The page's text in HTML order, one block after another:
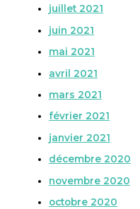
juillet 2021
juin 2021
mai 2021
avril 2021
mars 2021
février 2021
janvier 2021
décembre 2020
novembre 2020
octobre 2020